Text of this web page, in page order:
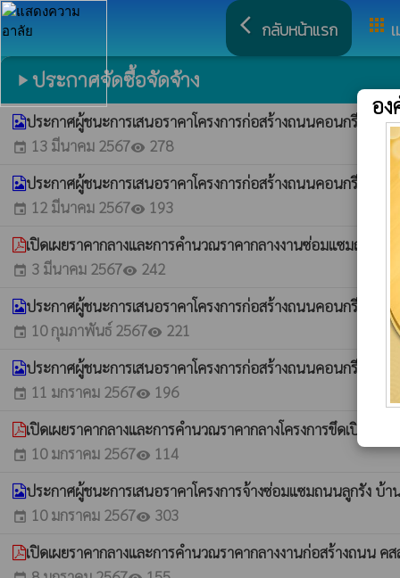
arrow_back_ios กลับหน้าแรก apps
play_arrow ประกาศจัดซื้อจัดจ้าง
ประกาศผู้ชนะการเสนอราคาโครงการก่อสร้างถนนคอนกรีตเส
event 13 มีนาคม 2567visibility 278
ประกาศผู้ชนะการเสนอราคาโครงการก่อสร้างถนนคอนกรีตเส
event 12 มีนาคม 2567visibility 193
เปิดเผยราคากลางและการคำนวณราคากลางงานซ่อมแซมถนน
event 3 มีนาคม 2567visibility 242
ประกาศผู้ชนะการเสนอราคาโครงการก่อสร้างถนนคอนกรีตเส
event 10 กุมภาพันธ์ 2567visibility 221
ประกาศผู้ชนะการเสนอราคาโครงการก่อสร้างถนนคอนกรีตเส
event 11 มกราคม 2567visibility 196
เปิดเผยราคากลางและการคำนวณราคากลางโครงการขึดเปิดร่
event 10 มกราคม 2567visibility 114
ประกาศผู้ชนะการเสนอราคาโครงการจ้างซ่อมแซมถนนลูกรัง
event 10 มกราคม 2567visibility 303
เปิดเผยราคากลางและการคำนวณราคากลางงานก่อสร้างถนน
อ